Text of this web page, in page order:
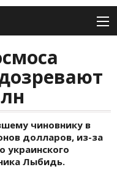
чиновнику в
долларов, из-за
украинского
Лыбидь.